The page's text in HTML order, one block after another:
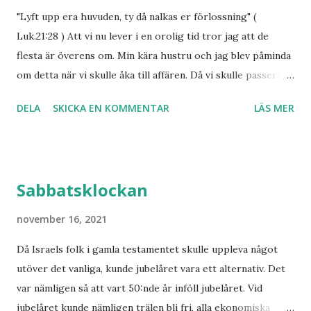
men varje gång lika tragiskt då man väljer att inte längre
vilja leva tillsammans med varandra. Att uppleva en
skilsmässa är något av det smärtsammaste en människa kan
vara med om, särskilt om det kommer in en ny person, en
"Lyft upp era huvuden, ty då nalkas er förlossning" (
Luk.21:28 ) Att vi nu lever i en orolig tid tror jag att de
flesta är överens om. Min kära hustru och jag blev påminda
om detta när vi skulle åka till affären. Då vi skulle passera
någon galning i hade skjutit rätt ut i tomma intet.
har idag. Det folkhem som byggdes upp under
dramatiska följder. Sekulariseringen och
privatreligositeten har vunnit mark. Bönehusen stängs och
omvandlas till privatbostad eller möjligen till någon annan
slags verksamhet, det förekommer att de blir till
DELA SKICKA EN KOMMENTAR LÄS MER
Sabbatsklockan
november 16, 2021
Då Israels folk i gamla testamentet skulle uppleva något
utöver det vanliga, kunde jubelåret vara ett alternativ. Det
var nämligen så att vart 50:nde år inföll jubelåret. Vid
jubelåret kunde nämligen trälen bli fri, alla ekonomiska